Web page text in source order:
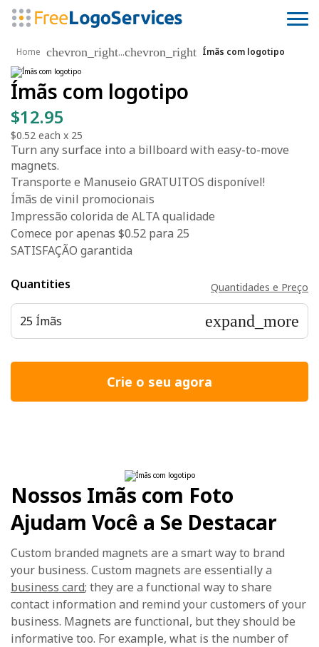
Home chevron_right...chevron_right Ímãs com logotipo
Ímãs com logotipo
$12.95
$0.52 each x 25
Turn any surface into a billboard with easy-to-move
magnets.
Transporte e Manuseio GRATUITOS disponível!
Ímãs de vinil promocionais
Impressão colorida de ALTA qualidade
Comece por apenas $0.52 para 25
SATISFAÇÃO garantida
Quantities Quantidades e Preço
25 Ímãs expand_more
Crie o seu agora
Nossos Imãs com Foto
Ajudam Você a Se Destacar
Custom branded magnets are a smart way to brand
your business. Custom magnets are essentially a
business card; they are a functional way to share
contact information and remind your customers of your
business. Magnets are functional, but they should be
informative too. For example, what is the number of